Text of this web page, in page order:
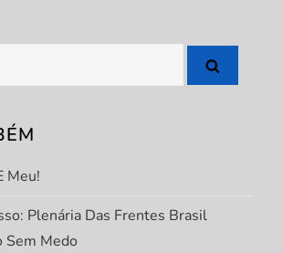
Meu!
Plenária Das Frentes Brasil
Sem Medo